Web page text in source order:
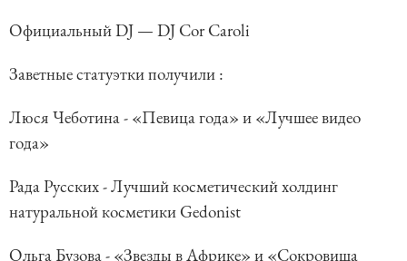
Официальный DJ — DJ Cor Сaroli
Заветные статуэтки получили :
Люся Чеботина - «Певица года» и «Лучшее видео
года»
Рада Русских - Лучший косметический холдинг
натуральной косметики Gedonist
Ольга Бузова - «Звезды в Африке» и «Сокровища